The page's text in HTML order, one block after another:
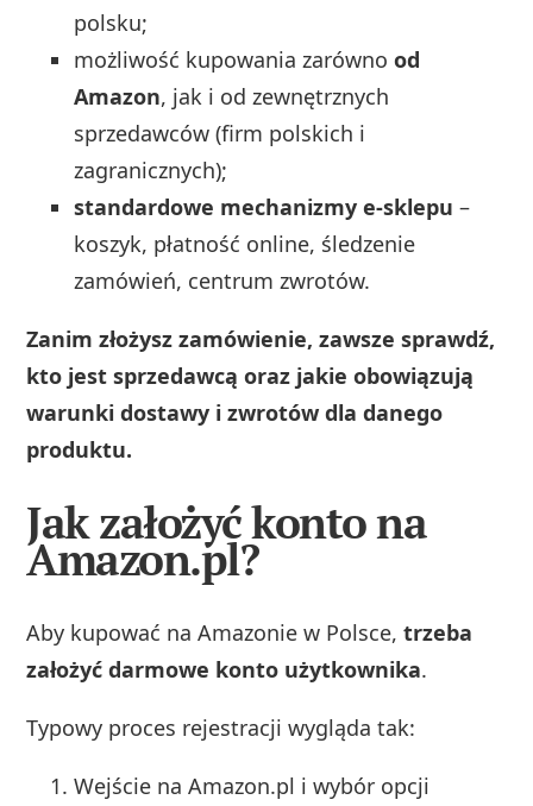
polsku;
możliwość kupowania zarównood
Amazon, jak i od zewnętrznych
sprzedawców (firm polskich i
zagranicznych);
standardowe mechanizmy e‑sklepu –
koszyk, płatność online, śledzenie
zamówień, centrum zwrotów.
Zanim złożysz zamówienie, zawsze sprawdź,
kto jest sprzedawcą oraz jakie obowiązują
warunki dostawy i zwrotów dla danego
produktu.
Jak założyć konto na
Amazon.pl?
Aby kupować na Amazonie w Polsce,trzeba
założyć darmowe konto użytkownika.
Typowy proces rejestracji wygląda tak:
Wejście na Amazon.pl i wybór opcji